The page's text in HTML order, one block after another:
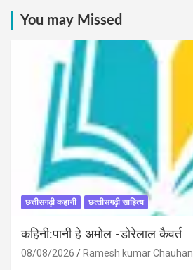
You may Missed
छत्तीसगढ़ी कहानी छत्‍तीसगढ़ी साहित्‍य
कहिनी:पानी हे अमोल -डोरेलाल कैवर्त
08/08/2026 Ramesh kumar Chauhan